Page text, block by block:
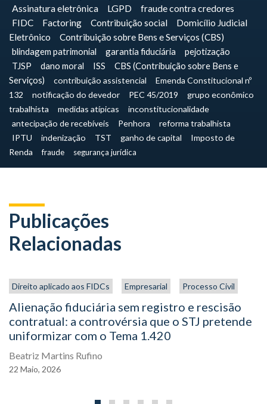
Assinatura eletrônica
LGPD fraude contra credores
FIDC Factoring Contribuição social
Domicílio Judicial
Eletrônico
Contribuição sobre Bens e Serviços (CBS)
blindagem patrimonial
garantia fiduciária
pejotização
TJSP
dano moral ISS
CBS (Contribuição sobre Bens e
Serviços)
contribuição assistencial
Emenda Constitucional nº
132
notificação do devedor PEC 45/2019
grupo econômico
trabalhista
medidas atípicas
inconstitucionalidade
antecipação de recebíveis
Penhora
reforma trabalhista
IPTU
indenização TST ganho de capital
Imposto de
Renda
fraude segurança jurídica
Publicações
Relacionadas
Direito aplicado aos FIDCs Empresarial Processo Civil
Alienação fiduciária sem registro e rescisão
contratual: a controvérsia que o STJ pretende
uniformizar com o Tema 1.420
Beatriz Martins Rufino
22 Maio, 2026